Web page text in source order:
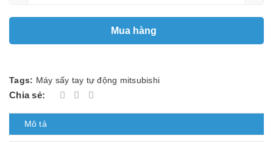
Mua hàng
Tags: Máy sấy tay tự động mitsubishi
Chia sẻ:
Mô tả